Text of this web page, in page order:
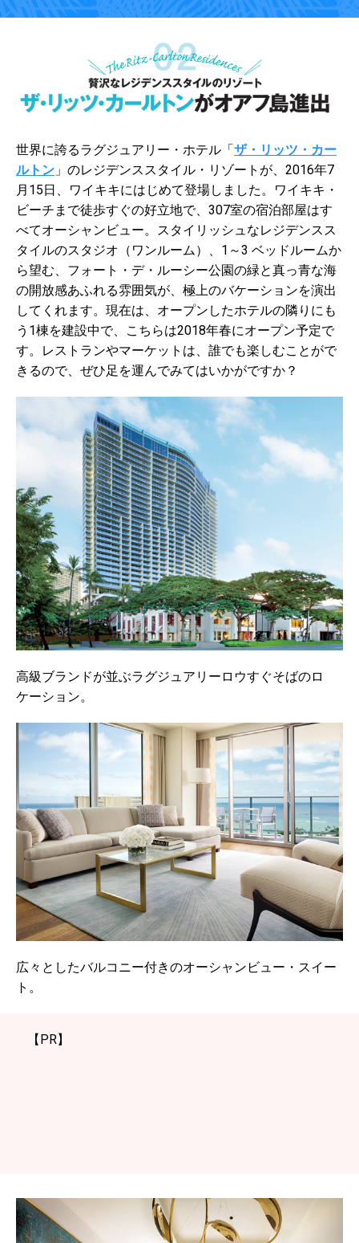
世界に誇るラグジュアリー・ホテル「ザ・リッツ・カー
ルトン 」のレジデンススタイル・リゾートが、2016年7
月15日、ワイキキにはじめて登場しました。ワイキキ・
ビーチまで徒歩すぐの好立地で、307室の宿泊部屋はす
べてオーシャンビュー。スタイリッシュなレジデンスス
タイルのスタジオ（ワンルーム）、1～3 ベッドルームか
ら望む、フォート・デ・ルーシー公園の緑と真っ青な海
の開放感あふれる雰囲気が、極上のバケーションを演出
してくれます。現在は、オープンしたホテルの隣りにも
う1棟を建設中で、こちらは2018年春にオープン予定で
す。レストランやマーケットは、誰でも楽しむことがで
きるので、ぜひ足を運んでみてはいかがですか？
高級ブランドが並ぶラグジュアリーロウすぐそばのロ
ケーション。
広々としたバルコニー付きのオーシャンビュー・スイー
ト。
【PR】